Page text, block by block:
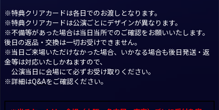
※特典クリアカードは各日でのお渡しとなります。
※特典クリアカードは公演ごとにデザインが異なります。
※不備等があった場合は当日当所でのご確認をお願いいたします。
後日の返品・交換は一切お受けできません。
※当日ご来場いただけなかった場合、いかなる場合も後日発送・返
金等は対応いたしかねますので、
公演当日に会場にて必ずお受け取りください。
※詳細はQ&Aをご確認ください。